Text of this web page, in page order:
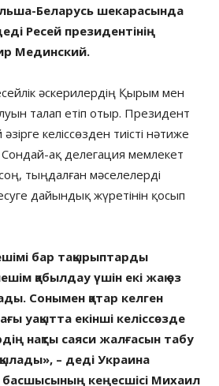
Беларусь шекарасында
Ресей президентінің
Мединский.
әскерилердің Қырым мен
талап етіп отыр. Президент
келіссөзден тиісті нәтиже
ақ делегация мемлекет
тыңдалған мәселелерді
дайындық жүретінін қосып
бар тақырыптарды
қабылдау үшін екі жақ өз
Сонымен қатар келген
уақытта екінші келіссөзде
нақты саяси жалғасын табу
– деді Украина
басшысының кеңесшісі Михаил